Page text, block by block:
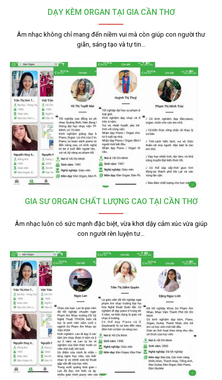
DẠY KÈM ORGAN TẠI GIA CẦN THƠ
Âm nhạc không chỉ mang đến niềm vui mà còn giúp con người thư
giãn, sáng tạo và tự tin…
GIA SƯ ORGAN CHẤT LƯỢNG CAO TẠI CẦN THƠ
Âm nhạc luôn có sức mạnh đặc biệt, vừa khơi dậy cảm xúc vừa giúp
con người rèn luyện tư…